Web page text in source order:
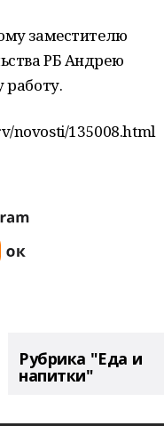
заместителю
РБ Андрею
работу.
novosti/135008.html
Рубрика "Еда и
напитки"